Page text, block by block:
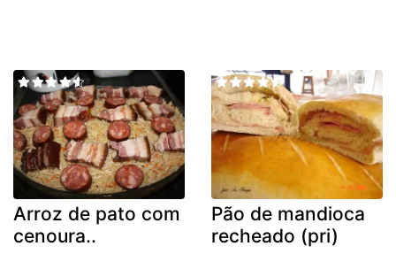
Arroz de pato com
cenoura..
Pão de mandioca
recheado (pri)